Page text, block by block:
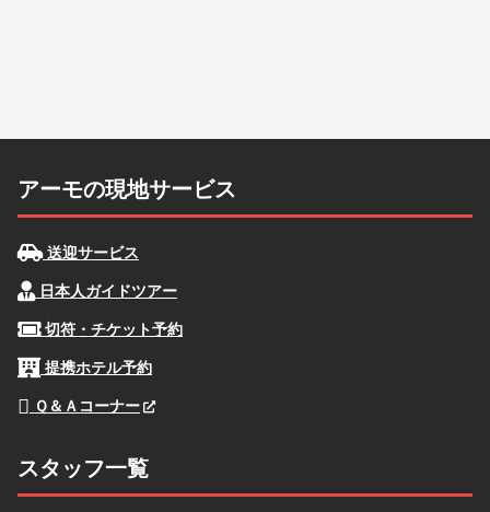
アーモの現地サービス
送迎サービス
日本人ガイドツアー
切符・チケット予約
提携ホテル予約
Ｑ＆Ａコーナー
スタッフ一覧